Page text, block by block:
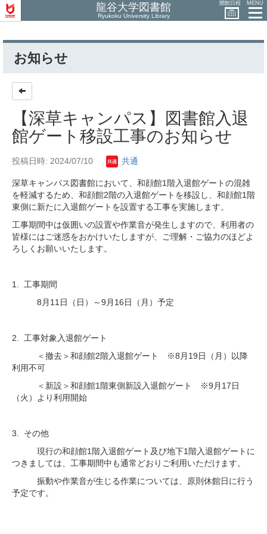
龍谷大学図書館
Ryukoku University Library
開館日程 MENU
お知らせ
【深草キャンパス】図書館入退
館ゲート移設工事のお知らせ
投稿日時: 2024/07/10 共通
深草キャンパス図書館において、和顔館1階入退館ゲートの混雑
を軽減するため、和顔館2階の入退館ゲートを移設し、和顔館1階
東側に新たに入退館ゲートを設置する工事を実施します。
工事期間中は仮囲いの設置や作業音が発生しますので、利用者の
皆様にはご迷惑をおかけいたしますが、ご理解・ご協力のほどよ
ろしくお願いいたします。
1. 工事期間
8月11日（日）～9月16日（月）予定
2. 工事対象入退館ゲート
＜撤去＞和顔館2階入退館ゲート ※8月19日（月）以降
利用不可
＜新設＞和顔館1階東側新設入退館ゲート ※9月17日
（火）より利用開始
3. その他
現行の和顔館1階入退館ゲート及び地下1階入退館ゲートに
つきましては、工事期間中も通常どおりご利用いただけます。
振動や作業音が生じる作業については、原則休館日に行う
予定です。